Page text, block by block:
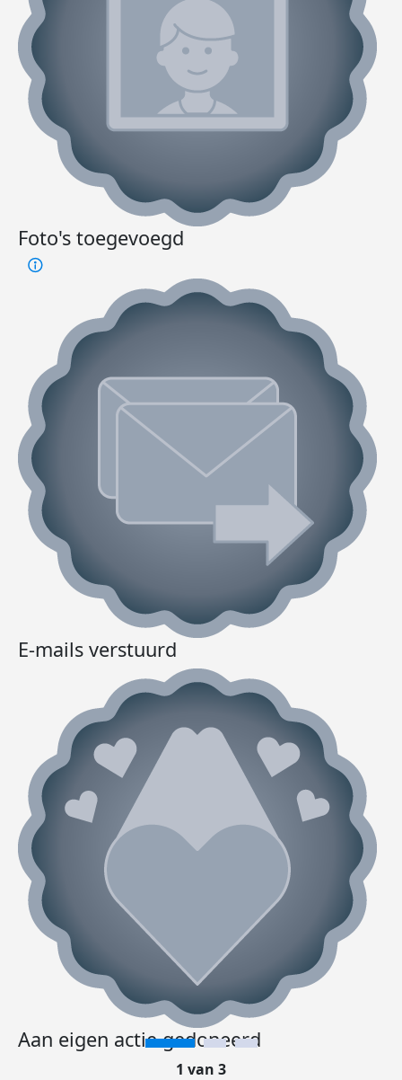
Foto's toegevoegd
E-mails verstuurd
Aan eigen actie gedoneerd
1 van 3